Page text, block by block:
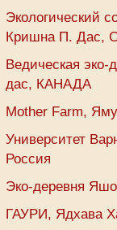
Экологический
Кришна П. Дас,
Ведическая
дас, КАНАДА
Mother Farm,
Университет
Россия
Эко-деревня
ГАУРИ, Ядхава